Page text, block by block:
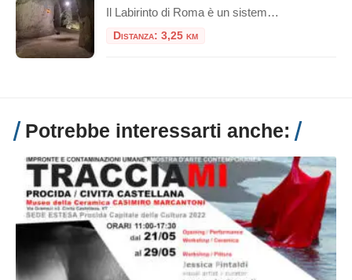
Il Labirinto di Roma è un sistema di gallerie sotterranee che si estende per circa 5 km, di cui 1,5 km sono accessibili al pubblico tramite visite guidate a piedi o in bicicletta. Queste gallerie furono originariamente scavate a partire dal I secolo d.C. per l’estrazione di materiali da costruzione, come la pozzolana, utilizzati nella […]
Distanza: 3,25 km
Potrebbe interessarti anche: